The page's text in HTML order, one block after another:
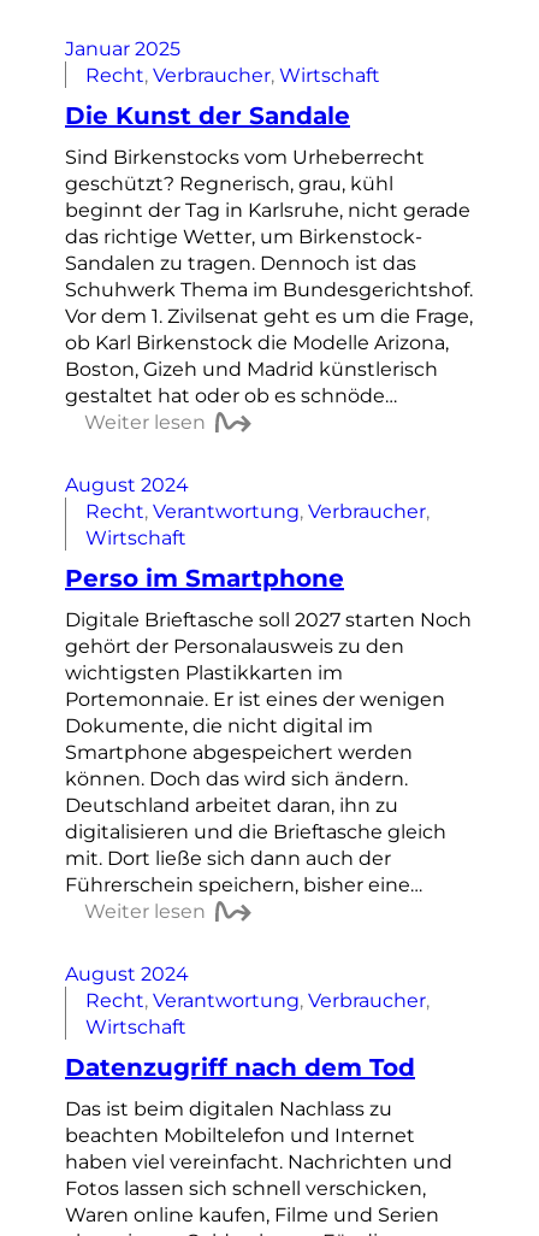
Januar 2025
Recht, Verbraucher, Wirtschaft
Die Kunst der Sandale
Sind Birkenstocks vom Urheberrecht
geschützt? Regnerisch, grau, kühl
beginnt der Tag in Karlsruhe, nicht gerade
das richtige Wetter, um Birkenstock-
Sandalen zu tragen. Dennoch ist das
Schuhwerk Thema im Bundesgerichtshof.
Vor dem 1. Zivilsenat geht es um die Frage,
ob Karl Birkenstock die Modelle Arizona,
Boston, Gizeh und Madrid künstlerisch
gestaltet hat oder ob es schnöde…
Weiter lesen
August 2024
Recht, Verantwortung, Verbraucher
Wirtschaft
Perso im Smartphone
Digitale Brieftasche soll 2027 starten Noch
gehört der Personalausweis zu den
wichtigsten Plastikkarten im
Portemonnaie. Er ist eines der wenigen
Dokumente, die nicht digital im
Smartphone abgespeichert werden
können. Doch das wird sich ändern.
Deutschland arbeitet daran, ihn zu
digitalisieren und die Brieftasche gleich
mit. Dort ließe sich dann auch der
Führerschein speichern, bisher eine…
Weiter lesen
August 2024
Recht, Verantwortung, Verbraucher
Wirtschaft
Datenzugriff nach dem Tod
Das ist beim digitalen Nachlass zu
beachten Mobiltelefon und Internet
haben viel vereinfacht. Nachrichten und
Fotos lassen sich schnell verschicken,
Waren online kaufen, Filme und Serien